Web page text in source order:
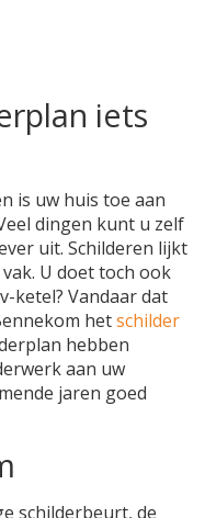
iets
is uw huis toe aan
dingen kunt u zelf
uit. Schilderen lijkt
U doet toch ook
ketel? Vandaar dat
hetschilder
hebben
aan uw
jaren goed
schilderbeurt, de